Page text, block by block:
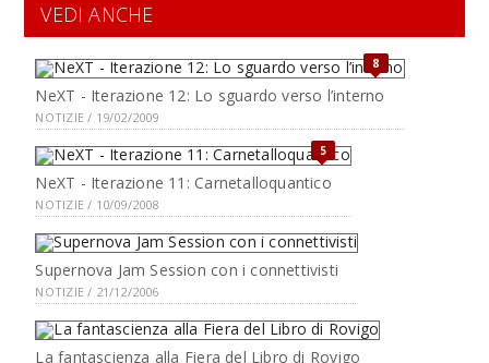
VEDI ANCHE
8
NeXT - Iterazione 12: Lo sguardo verso l’interno
NOTIZIE / 19/02/2009
5
NeXT - Iterazione 11: Carnetalloquantico
NOTIZIE / 10/09/2008
Supernova Jam Session con i connettivisti
NOTIZIE / 21/12/2006
La fantascienza alla Fiera del Libro di Rovigo